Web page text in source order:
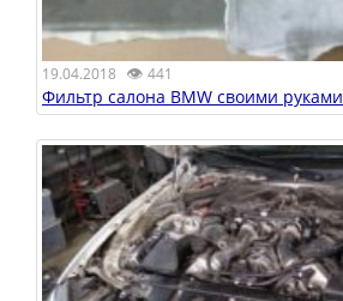
19.04.2018 👁 441
Фильтр салона BMW своими руками